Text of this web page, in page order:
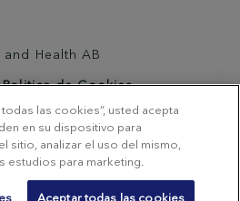
Health AB
Politica de Cookies
Social Media
las cookies”, usted acepta
en su dispositivo para
sitio, analizar el uso del mismo,
estudios para marketing.